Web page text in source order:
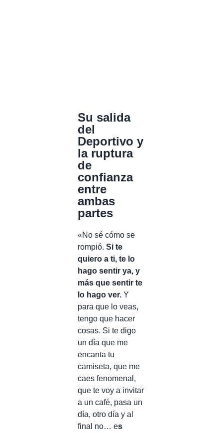
Su salida
del
Deportivo y
la ruptura
de
confianza
entre
ambas
partes
«No sé cómo se
rompió. Si te
quiero a ti, te lo
hago sentir ya, y
más que sentir te
lo hago ver. Y
para que lo veas,
tengo que hacer
cosas. Si te digo
un día que me
encanta tu
camiseta, que me
caes fenomenal,
que te voy a invitar
a un café, pasa un
día, otro día y al
final no… es